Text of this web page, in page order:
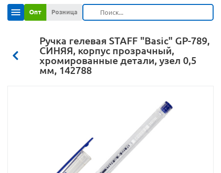
Опт Розница
Ручка гелевая STAFF "Basic" GP-789,
СИНЯЯ, корпус прозрачный,
хромированные детали, узел 0,5
мм, 142788